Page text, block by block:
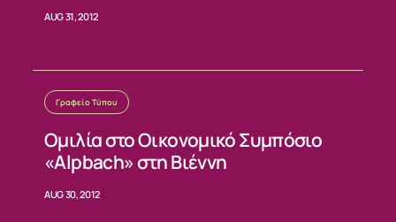
AUG 31, 2012
Γραφείο Τύπου
Ομιλία στο Οικονομικό Συμπόσιο
«Alpbach» στη Βιέννη
AUG 30, 2012